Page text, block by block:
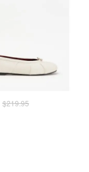
$219.95